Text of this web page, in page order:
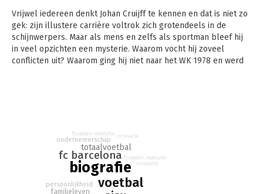
Vrijwel iedereen denkt Johan Cruijff te kennen en dat is niet zo
gek: zijn illustere carrière voltrok zich grotendeels in de
schijnwerpers. Maar als mens en zelfs als sportman bleef hij
in veel opzichten een mysterie. Waarom vocht hij zoveel
conflicten uit? Waarom ging hij niet naar het WK 1978 en werd
vele andere vragen antwoord. Dat doet hij in de eerste
volledige biografie van deze kwajongen, familieman,
aanvoerder, trainer, voetbalfilosoof en commercieel pionier.
Zijn levensverhaal is als een schelmenroman over een
volksjongen die uitgroeit tot een mondiaal fenomeen. 'Johan
biografie
voetbal
fc barcelona
totaalvoetbal
familieleven
persoonlijkheid
ondernemerschap
fluwelen revolutie innovatie
fluwelen revolutie
innovatie